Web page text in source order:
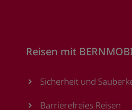
Reisen mit
Sicherheit und
Barrierefreies Reisen